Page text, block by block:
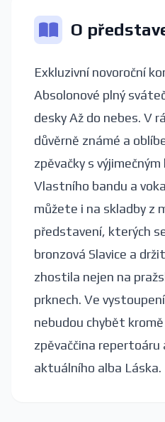
O
Exkluzivní novoroční
Absolonové plný
desky Až do nebes. V
důvěrně známé a
zpěvačky s
Vlastního bandu a
můžete i na skladby z
představení, kterých
bronzová Slavice a
zhostila nejen na
prknech. Ve
nebudou chybět
zpěvaččina repertoáru
aktuálního alba Láska.